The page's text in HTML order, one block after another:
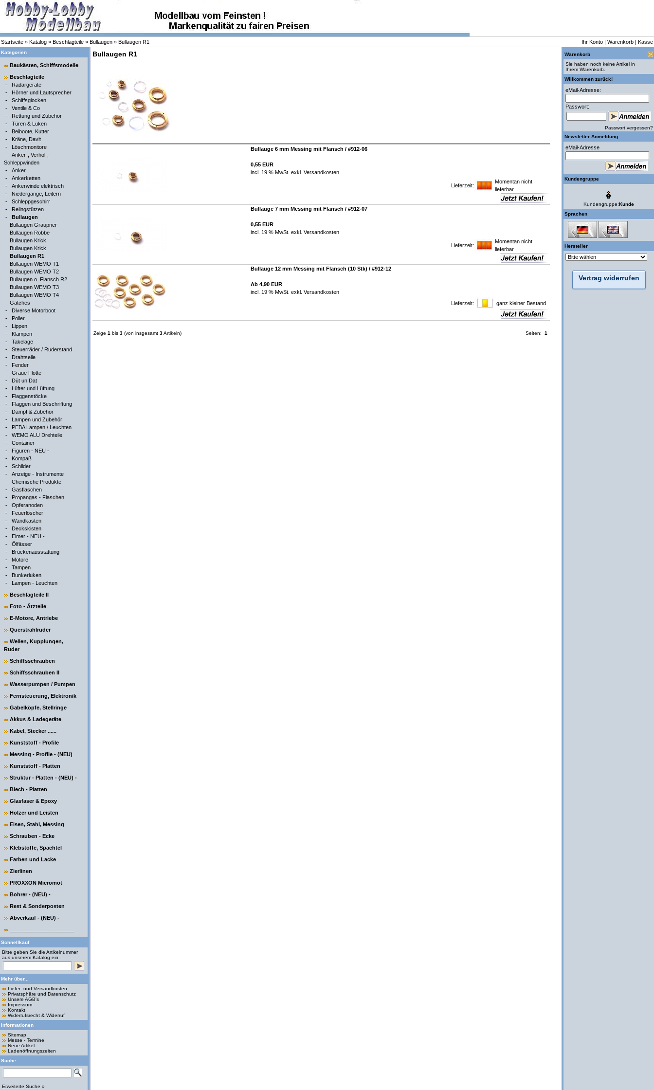
Startseite » Katalog » Beschlagteile » Bullaugen » Bullaugen R1 Ihr Konto | Warenkorb | Kasse
Kategorien
Baukästen, Schiffsmodelle
Beschlagteile
- Radargeräte
- Hörner und Lautsprecher
- Schiffsglocken
- Ventile & Co
- Rettung und Zubehör
- Türen & Luken
- Beiboote, Kutter
- Kräne, Davit
- Löschmonitore
- Anker-, Verhol-,
Schleppwinden
- Anker
- Ankerketten
- Ankerwinde elektrisch
- Niedergänge, Leitern
- Schleppgeschirr
- Relingstützen
- Bullaugen
Bullaugen Graupner
Bullaugen Robbe
Bullaugen Krick
Bullaugen Krick
Bullaugen R1
Bullaugen WEMO T1
Bullaugen WEMO T2
Bullaugen o. Flansch R2
Bullaugen WEMO T3
Bullaugen WEMO T4
Gatches
- Diverse Motorboot
- Poller
- Lippen
- Klampen
- Takelage
- Steuerräder / Ruderstand
- Drahtseile
- Fender
- Graue Flotte
- Düt un Dat
- Lüfter und Lüftung
- Flaggenstöcke
- Flaggen und Beschriftung
- Dampf & Zubehör
- Lampen und Zubehör
- PEBA Lampen / Leuchten
- WEMO ALU Drehteile
- Container
- Figuren - NEU -
- Kompaß
- Schilder
- Anzeige - Instrumente
- Chemische Produkte
- Gasflaschen
- Propangas - Flaschen
- Opferanoden
- Feuerlöscher
- Wandkästen
- Deckskisten
- Eimer - NEU -
- Ölfässer
- Brückenausstattung
- Motore
- Tampen
- Bunkerluken
- Lampen - Leuchten
Beschlagteile II
Foto - Ätzteile
E-Motore, Antriebe
Querstrahlruder
Wellen, Kupplungen,
Ruder
Schiffsschrauben
Schiffsschrauben II
Wasserpumpen / Pumpen
Fernsteuerung, Elektronik
Gabelköpfe, Stellringe
Akkus & Ladegeräte
Kabel, Stecker ......
Kunststoff - Profile
Messing - Profile - (NEU)
Kunststoff - Platten
Struktur - Platten - (NEU) -
Blech - Platten
Glasfaser & Epoxy
Hölzer und Leisten
Eisen, Stahl, Messing
Schrauben - Ecke
Klebstoffe, Spachtel
Farben und Lacke
Zierlinen
PROXXON Micromot
Bohrer - (NEU) -
Rest & Sonderposten
Abverkauf - (NEU) -
Schnellkauf
Bitte geben Sie die Artikelnummer
aus unserem Katalog ein.
Mehr über...
Liefer- und Versandkosten
Privatsphäre und Datenschutz
Unsere AGB's
Impressum
Kontakt
Widerrufsrecht & Widerruf
Informationen
Sitemap
Messe - Termine
Neue Artikel
Ladenöffnungszeiten
Suche
Erweiterte Suche »
Bullaugen R1
Bullauge 6 mm Messing mit Flansch / #912-06
0,55 EUR
incl. 19 % MwSt. exkl. Versandkosten
Lieferzeit:
Momentan nicht
lieferbar
Bullauge 7 mm Messing mit Flansch / #912-07
0,55 EUR
incl. 19 % MwSt. exkl. Versandkosten
Lieferzeit:
Momentan nicht
lieferbar
Bullauge 12 mm Messing mit Flansch (10 Stk) / #912-12
Ab 4,90 EUR
incl. 19 % MwSt. exkl. Versandkosten
Lieferzeit:
ganz kleiner Bestand
Zeige 1 bis 3 (von insgesamt 3Artikeln) Seiten: 1
Warenkorb
Sie haben noch keine Artikel in
Ihrem Warenkorb.
Willkommen zurück!
eMail-Adresse:
Passwort:
Passwort vergessen?
Newsletter Anmeldung
eMail-Adresse
Kundengruppe
Kundengruppe:Kunde
Sprachen
Hersteller
Vertrag widerrufen